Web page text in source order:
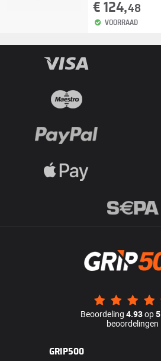
€ 124,48
VOORRAAD
Beoordeling 4.93op5
beoordelingen
GRIP500